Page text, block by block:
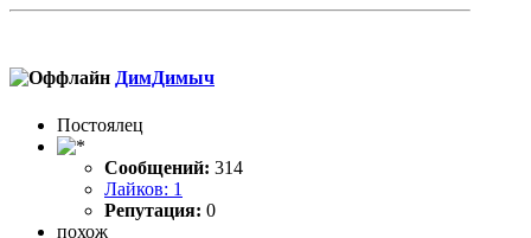
ДимДимыч
Постоялец
Сообщений: 314
Лайков: 1
Репутация: 0
похож